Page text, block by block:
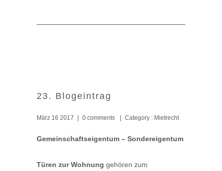
23. Blogeintrag
März 16 2017 0 comments Category : Mietrecht
Gemeinschaftseigentum – Sondereigentum
Türen zur Wohnung gehören zum